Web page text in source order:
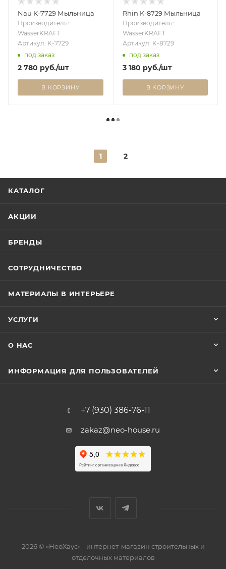
Nau K-7729 Мыльница
Производитель:
WasserKRAFT
Артикул: K-7729
под заказ
2 780 руб./шт
В КОРЗИНУ
Rhin K-8729 Мыльница
Производитель:
WasserKRAFT
Артикул: K-8729
под заказ
3 180 руб./шт
В КОРЗИНУ
1 2
КАТАЛОГ
АКЦИИ
БРЕНДЫ
СОТРУДНИЧЕСТВО
МАТЕРИАЛЫ В ИНТЕРЬЕРЕ
УСЛУГИ
О НАС
ИНФОРМАЦИЯ ДЛЯ ПОЛЬЗОВАТЕЛЕЙ
+7 (930) 386-76-11
zakaz@neo-house.ru
2026 © «НеоХаус» - интернет-магазин строительных и
отделочных материалов